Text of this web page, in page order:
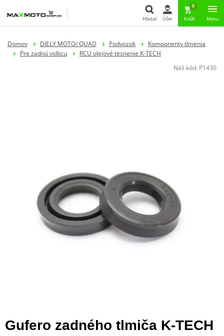
Hľadať
Hľadať Účet
0
Košík Menu
Domov DIELY MOTO/ QUAD Podvozok
Komponenty tlmenia
Pre zadnú vidlicu
RCU olejové tesnenie K-TECH
Náš kód: P1430
Gufero zadného tlmiča K-TECH